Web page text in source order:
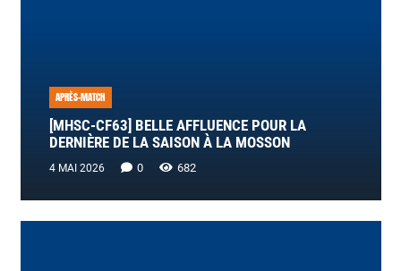
APRÈS-MATCH
[MHSC-CF63] BELLE AFFLUENCE POUR LA
DERNIÈRE DE LA SAISON À LA MOSSON
4 MAI 2026 0 682